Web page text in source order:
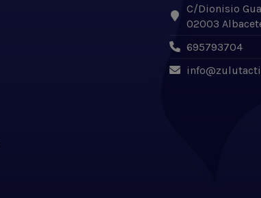
C/Dionisio
02003
695793704